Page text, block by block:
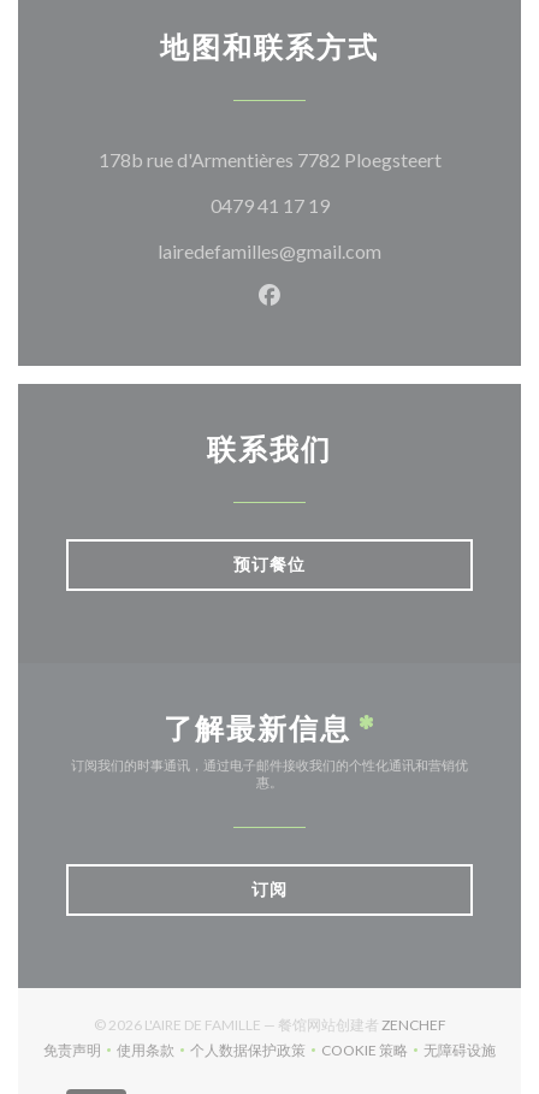
地图和联系方式
178b rue d'Armentières 7782 Ploegsteert((在新窗口
0479 41 17 19
lairedefamilles@gmail.com
Facebook ((在新窗口中打开
联系我们
预订餐位
了解最新信息 *
订阅我们的时事通讯，通过电子邮件接收我们的个性化通讯和营销优
惠。
订阅
© 2026 L'AIRE DE FAMILLE — 餐馆网站创建者 ZENCHEF((在新窗口中
免责声明
((在新窗口中打开))
使用条款
((在新窗口中打开))
个人数据保护政策
((在新窗口中打开))
COOKIE 策略
((在新窗口中打开))
无障碍设施
((在新窗口